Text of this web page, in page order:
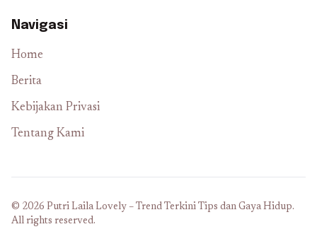
Navigasi
Home
Berita
Kebijakan Privasi
Tentang Kami
© 2026 Putri Laila Lovely – Trend Terkini Tips dan Gaya Hidup.
All rights reserved.